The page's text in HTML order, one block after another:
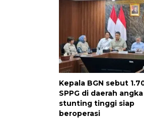
Kepala BGN sebut
SPPG di daerah angka
stunting tinggi siap
beroperasi